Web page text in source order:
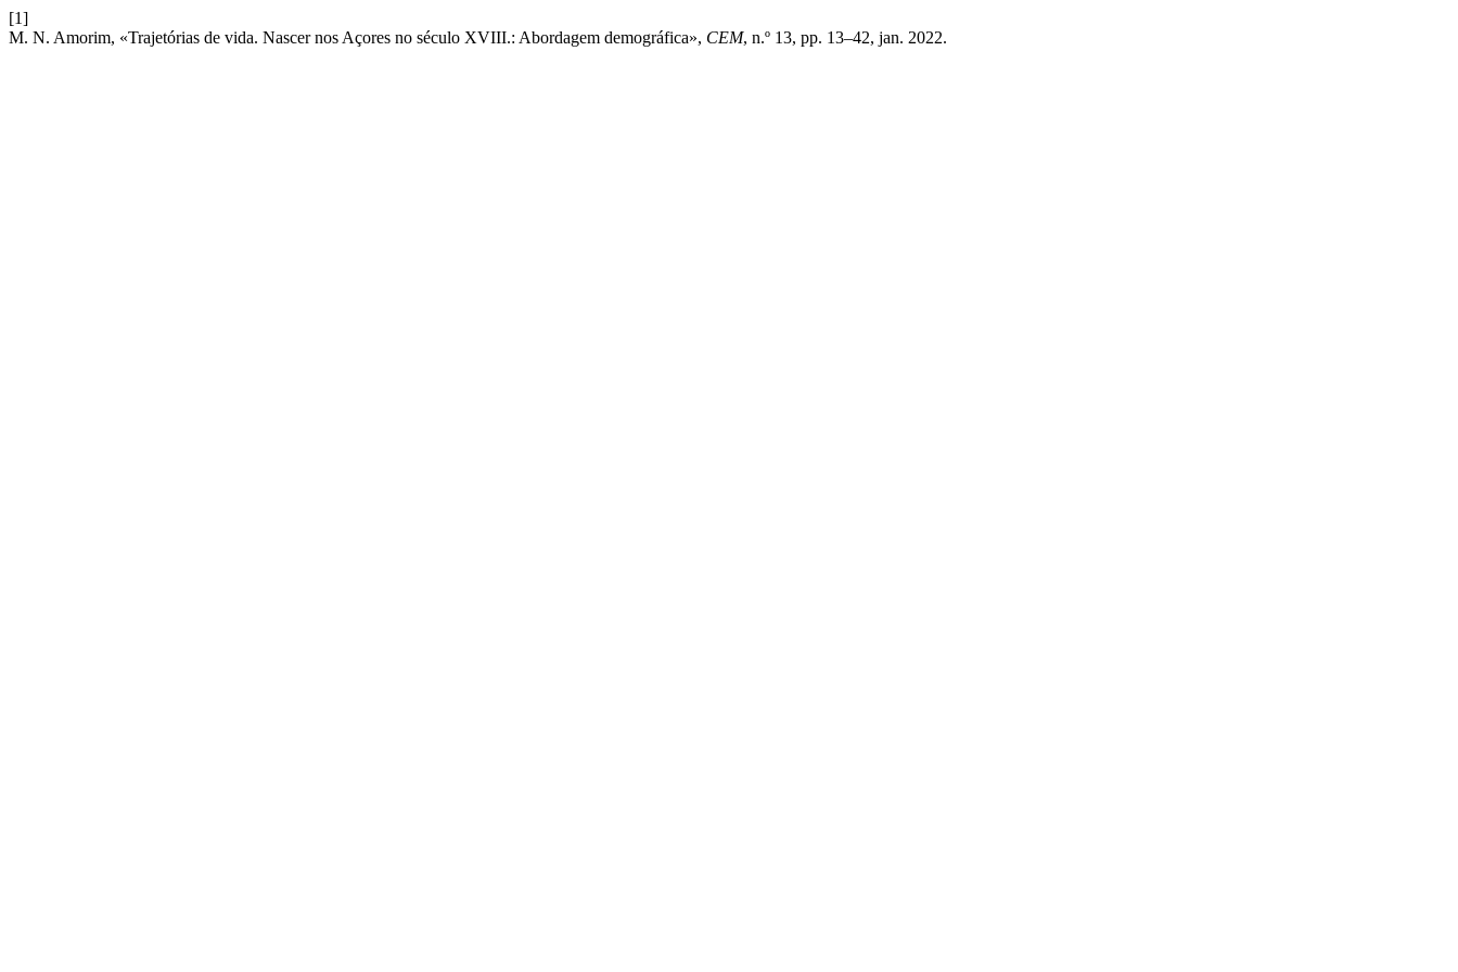
[1]
M. N. Amorim, «Trajetórias de vida. Nascer nos Açores no século XVIII.: Abordagem demográfica», CEM, n.º 13, pp. 13–42, jan. 2022.